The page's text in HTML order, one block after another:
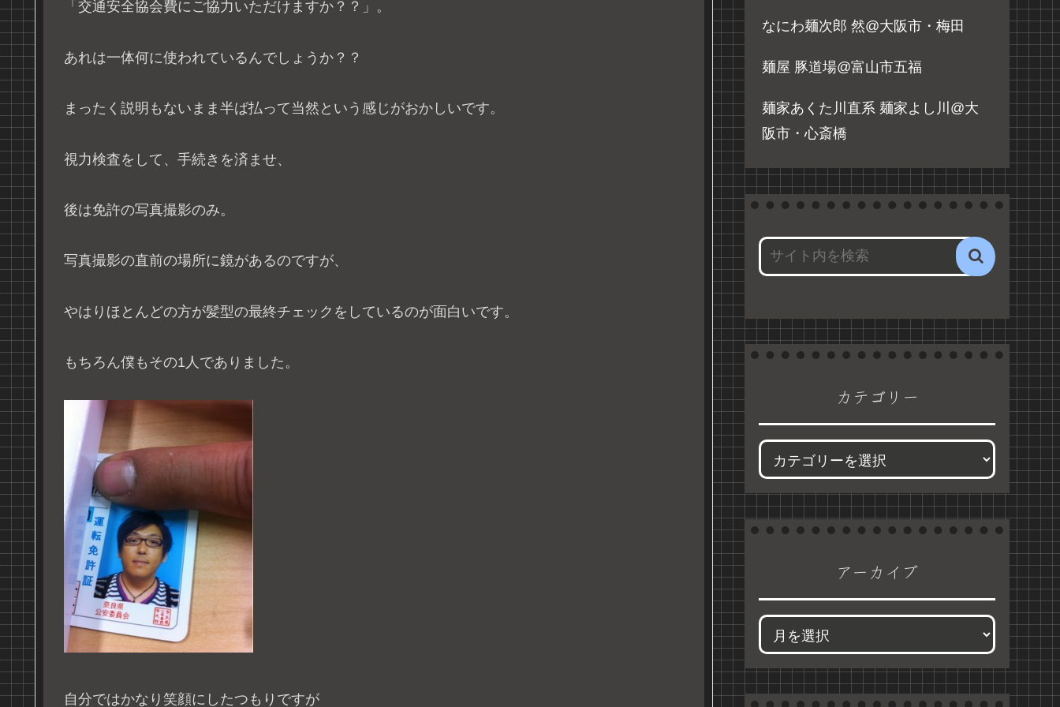
「交通安全協会費にご協力いただけますか？？」。
あれは一体何に使われているんでしょうか？？
まったく説明もないまま半ば払って当然という感じがおかしいです。
視力検査をして、手続きを済ませ、
後は免許の写真撮影のみ。
写真撮影の直前の場所に鏡があるのですが、
やはりほとんどの方が髪型の最終チェックをしているのが面白いです。
もちろん僕もその1人でありました。
自分ではかなり笑顔にしたつもりですが
なにわ麺次郎 然@大阪市・梅田
麺屋 豚道場@富山市五福
麺家あくた川直系 麺家よし川@大
阪市・心斎橋
カテゴリー
アーカイブ